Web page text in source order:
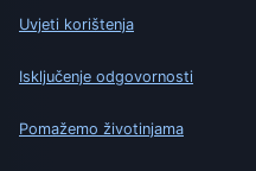
Uvjeti korištenja
Isključenje odgovornosti
Pomažemo životinjama